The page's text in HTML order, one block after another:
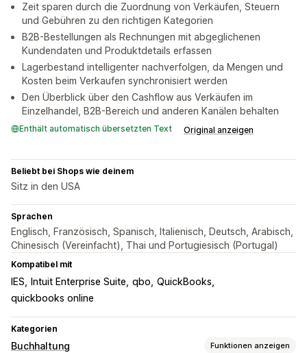
Zeit sparen durch die Zuordnung von Verkäufen, Steuern
und Gebühren zu den richtigen Kategorien
B2B-Bestellungen als Rechnungen mit abgeglichenen
Kundendaten und Produktdetails erfassen
Lagerbestand intelligenter nachverfolgen, da Mengen und
Kosten beim Verkaufen synchronisiert werden
Den Überblick über den Cashflow aus Verkäufen im
Einzelhandel, B2B-Bereich und anderen Kanälen behalten
Enthält automatisch übersetzten Text Original anzeigen
Beliebt bei Shops wie deinem
Sitz in den USA
Sprachen
Englisch, Französisch, Spanisch, Italienisch, Deutsch, Arabisch,
Chinesisch (Vereinfacht), Thai und Portugiesisch (Portugal)
Kompatibel mit
IES Intuit Enterprise Suite qbo QuickBooks
quickbooks online
Kategorien
Buchhaltung Funktionen anzeigen